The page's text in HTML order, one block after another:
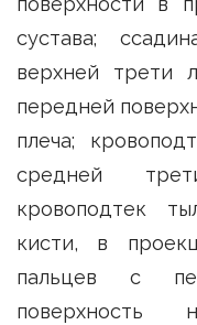
сустава;
верхней трети
передней
плеча;
средней
кровоподтек
кисти, в
пальцев с
поверхность